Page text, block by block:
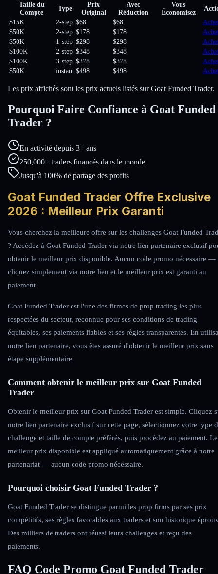
Taille du
Compte
Type
Prix
Original
Avec
Réduction
Vous
Économisez
$15K
2-step $68 $68
$50K
2-step $178 $178
$50K
1-step $298 $298
$100K
2-step $348 $348
$100K
3-step $378 $378
$50K
instant $498 $498
Les prix affichés sont les prix actuels listés sur Goat Funded Trader.
Pourquoi Faire Confiance à Goat Funded
Trader ?
En activité depuis 3+ ans
250,000+ traders financés dans le monde
Jusqu'à 100% de partage des profits
Goat Funded Trader Offre Exclusive
2026 : Meilleur Prix Garanti
Vous cherchez la meilleure offre sur les challenges Goat Funded
? Accédez à Goat Funded Trader via notre lien partenaire exclusif
obtenir le meilleur prix disponible. Aucun code promo nécessaire —
cliquez simplement via notre lien et le meilleur prix est garanti au
paiement.
Goat Funded Trader est l'une des firmes de prop trading les plus
respectées du secteur, reconnue pour ses conditions de trading
équitables, ses paiements fiables et ses règles transparentes. En
notre lien partenaire, vous êtes assuré d'obtenir le meilleur prix sans
étape supplémentaire.
Comment obtenir le meilleur prix sur Goat Funded
Trader
Obtenir le meilleur prix sur Goat Funded Trader est simple. Cliquez
notre lien partenaire exclusif sur cette page, sélectionnez votre type
challenge et taille de compte préférés, puis procédez au paiement. Le
meilleur prix disponible est appliqué automatiquement grâce à notre
partenariat — aucun code promo nécessaire.
Pourquoi choisir Goat Funded Trader ?
Goat Funded Trader se distingue parmi les prop firms par ses prix
compétitifs, ses règles favorables aux traders et son historique
Des milliers de traders ont réussi leurs challenges et reçu des
paiements.
FAQ Code Promo Goat Funded Trader